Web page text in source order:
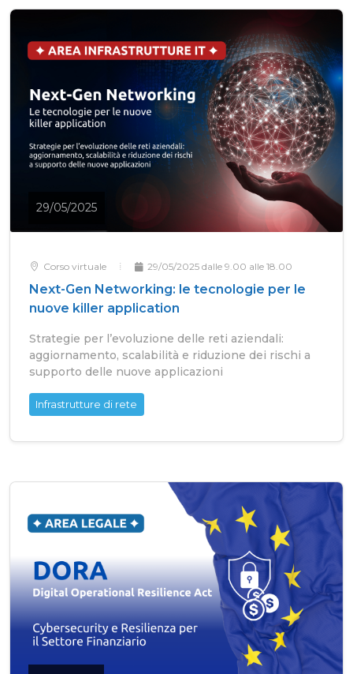
29/05/2025
Corso virtuale 29/05/2025 dalle 9.00 alle 18.00
Next-Gen Networking: le tecnologie per le
nuove killer application
Strategie per l’evoluzione delle reti aziendali:
aggiornamento, scalabilità e riduzione dei rischi a
supporto delle nuove applicazioni
Infrastrutture di rete